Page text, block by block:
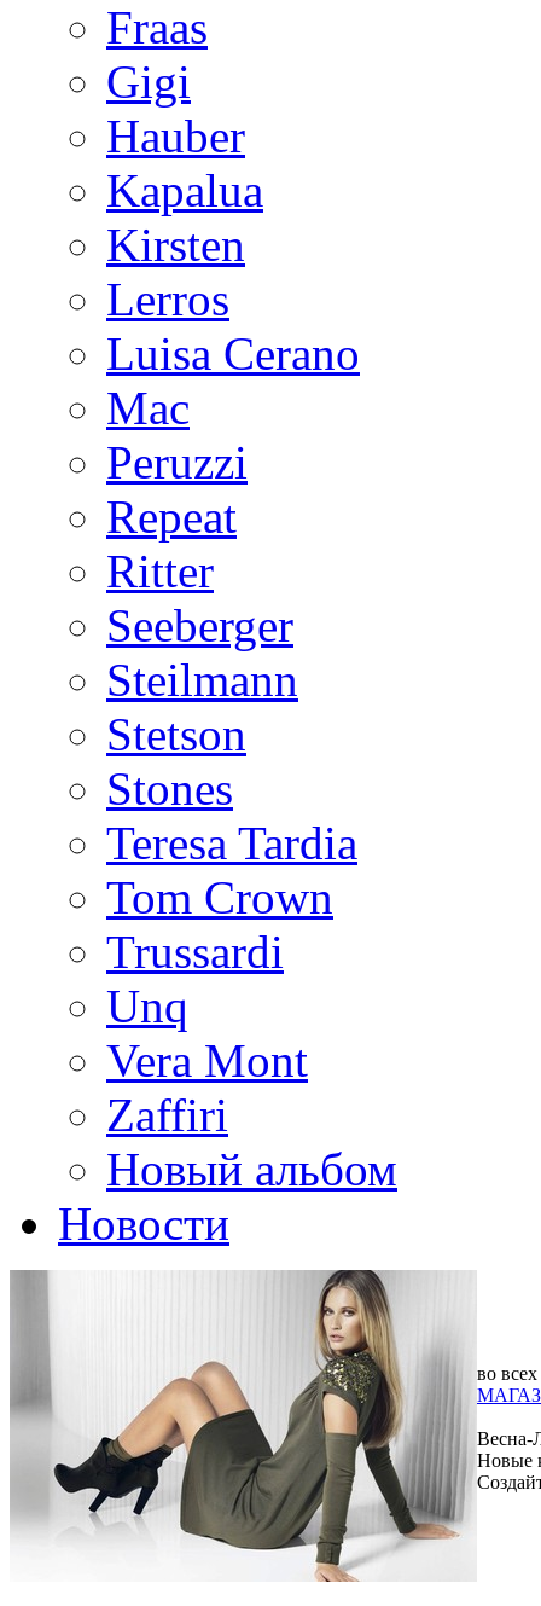
Fraas
Gigi
Hauber
Kapalua
Kirsten
Lerros
Luisa Cerano
Mac
Peruzzi
Repeat
Ritter
Seeberger
Steilmann
Stetson
Stones
Teresa Tardia
Tom Crown
Trussardi
Unq
Vera Mont
Zaffiri
Новый альбом
Новости
во всех
Весна-
Новые